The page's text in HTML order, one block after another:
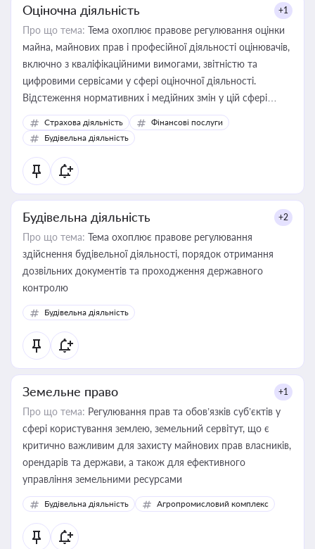
Оціночна діяльність +1
Про що тема: Тема охоплює правове регулювання оцінки
майна, майнових прав і професійної діяльності оцінювачів,
включно з кваліфікаційними вимогами, звітністю та
цифровими сервісами у сфері оціночної діяльності.
Відстеження нормативних і медійних змін у цій сфері
корисне для власника бізнесу, керівника, юриста або
бухгалтера під час оподаткування, приватизації, оренди
державного майна, корпоративних угод і перевірки
статусу суб'єктів оціночної діяльності
Страхова діяльність
Фінансові послуги
Будівельна діяльність
Будівельна діяльність +2
Про що тема: Тема охоплює правове регулювання
здійснення будівельної діяльності, порядок отримання
дозвільних документів та проходження державного
контролю
Будівельна діяльність
Земельне право +1
Про що тема: Регулювання прав та обов’язків суб’єктів у
сфері користування землею, земельний сервітут, що є
критично важливим для захисту майнових прав власників,
орендарів та держави, а також для ефективного
управління земельними ресурсами
Будівельна діяльність Агропромисловий комплекс